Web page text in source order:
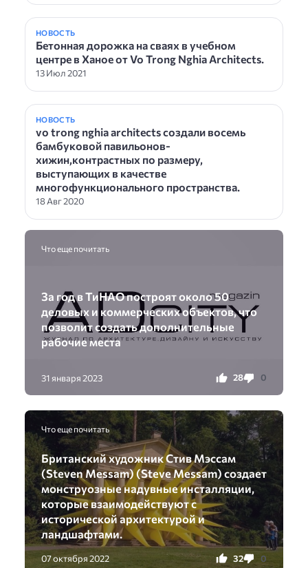
НОВОСТЬ
Бетонная дорожка на сваях в учебном
центре в Ханое от Vo Trong Nghia Architects.
13 Июл 2021
НОВОСТЬ
vo trong nghia architects создали восемь
бамбуковой павильонов-
хижин,контрастных по размеру,
выступающих в качестве
многофункционального пространства.
18 Авг 2020
Что еще почитать
За год в ТиНАО построят около 50
деловых и коммерческих объектов, что
позволит создать дополнительные
рабочие места
31 января 2023 28 0
Что еще почитать
Британский художник Стив Мэссам
(Steven Messam) (Steve Messam) создает
монструозные надувные инсталляции,
которые взаимодействуют с
исторической архитектурой и
ландшафтами.
07 октября 2022 32 0